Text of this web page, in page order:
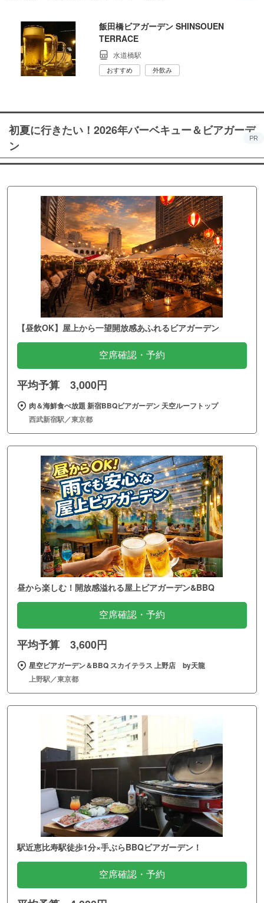
飯田橋ビアガーデン SHINSOUEN
TERRACE
水道橋駅
おすすめ 外飲み
初夏に行きたい！2026年バーベキュー＆ビアガーデ
ン
PR
【昼飲OK】屋上から一望開放感あふれるビアガーデン
空席確認・予約
平均予算 3,000円
肉＆海鮮食べ放題 新宿BBQビアガーデン 天空ルーフトップ
西武新宿駅／東京都
昼から楽しむ！開放感溢れる屋上ビアガーデン&BBQ
空席確認・予約
平均予算 3,600円
星空ビアガーデン＆BBQ スカイテラス 上野店 by天龍
上野駅／東京都
駅近恵比寿駅徒歩1分×手ぶらBBQビアガーデン！
空席確認・予約